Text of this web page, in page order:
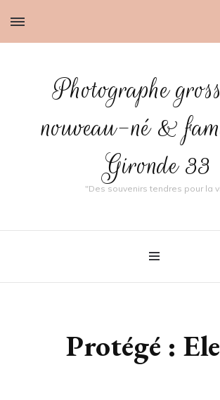
Photographe
nouveau-né &
Gironde 33
"Des souvenirs tendres pour la
Protégé :